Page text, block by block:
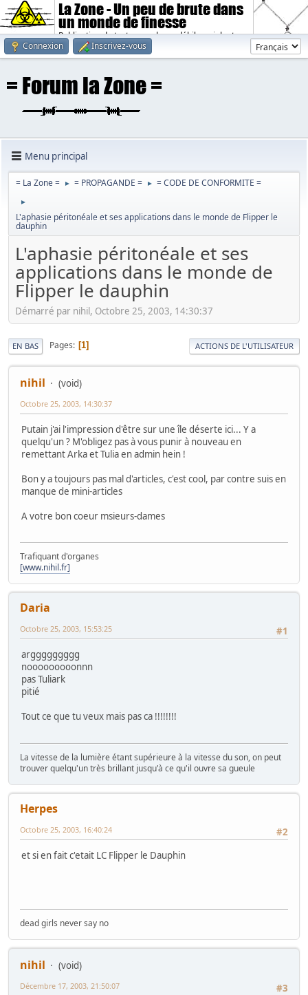
La Zone - Un peu de brute dans
un monde de finesse
Publication de textes sombres, débiles, violents.
Connexion
Inscrivez-vous
Menu principal
= La Zone = ► = PROPAGANDE = ► = CODE DE CONFORMITE =
►
L'aphasie péritonéale et ses applications dans le monde de Flipper le
dauphin
L'aphasie péritonéale et ses
applications dans le monde de
Flipper le dauphin
Démarré par nihil, Octobre 25, 2003, 14:30:37
EN BAS Pages 1 ACTIONS DE L'UTILISATEUR
nihil (void)
Octobre 25, 2003, 14:30:37
Putain j'ai l'impression d'être sur une île déserte ici... Y a
quelqu'un ? M'obligez pas à vous punir à nouveau en
remettant Arka et Tulia en admin hein !
Bon y a toujours pas mal d'articles, c'est cool, par contre suis en
manque de mini-articles
A votre bon coeur msieurs-dames
Trafiquant d'organes
[www.nihil.fr]
Daria
#1
Octobre 25, 2003, 15:53:25
arggggggggg
nooooooooonnn
pas Tuliark
pitié
Tout ce que tu veux mais pas ca !!!!!!!!
La vitesse de la lumière étant supérieure à la vitesse du son, on peut
trouver quelqu'un très brillant jusqu'à ce qu'il ouvre sa gueule
Herpes
#2
Octobre 25, 2003, 16:40:24
et si en fait c'etait LC Flipper le Dauphin
dead girls never say no
nihil
(void)
#3
Décembre 17, 2003, 21:50:07